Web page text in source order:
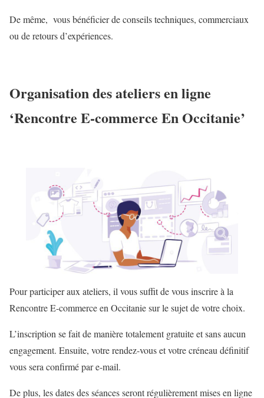
De même, vous bénéficier de conseils techniques, commerciaux
ou de retours d’expériences.
Organisation des ateliers en ligne
‘Rencontre E-commerce En Occitanie’
Pour participer aux ateliers, il vous suffit de vous inscrire à la
Rencontre E-commerce en Occitanie sur le sujet de votre choix.
L’inscription se fait de manière totalement gratuite et sans aucun
engagement. Ensuite, votre rendez-vous et votre créneau définitif
vous sera confirmé par e-mail.
De plus, les dates des séances seront régulièrement mises en ligne